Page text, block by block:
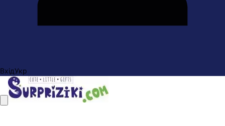
ВхідУкр